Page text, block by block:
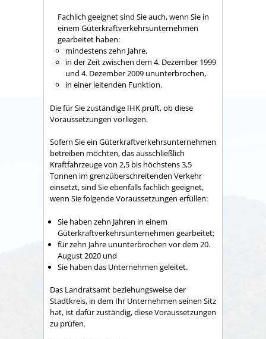
Fachlich geeignet sind Sie auch, wenn Sie in
einem Güterkraftverkehrsunternehmen
gearbeitet haben:
mindestens zehn Jahre,
in der Zeit zwischen dem 4. Dezember 1999
und 4. Dezember 2009 ununterbrochen,
in einer leitenden Funktion.
Die für Sie zuständige IHK prüft, ob diese
Voraussetzungen vorliegen.
Sofern Sie ein Güterkraftverkehrsunternehmen
betreiben möchten, das ausschließlich
Kraftfahrzeuge von 2,5 bis höchstens 3,5
Tonnen im grenzüberschreitenden Verkehr
einsetzt, sind Sie ebenfalls fachlich geeignet,
wenn Sie folgende Voraussetzungen erfüllen:
Sie haben zehn Jahren in einem
Güterkraftverkehrsunternehmen gearbeitet;
für zehn Jahre ununterbrochen vor dem 20.
August 2020 und
Sie haben das Unternehmen geleitet.
Das Landratsamt beziehungsweise der
Stadtkreis, in dem Ihr Unternehmen seinen Sitz
hat, ist dafür zuständig, diese Voraussetzungen
zu prüfen.